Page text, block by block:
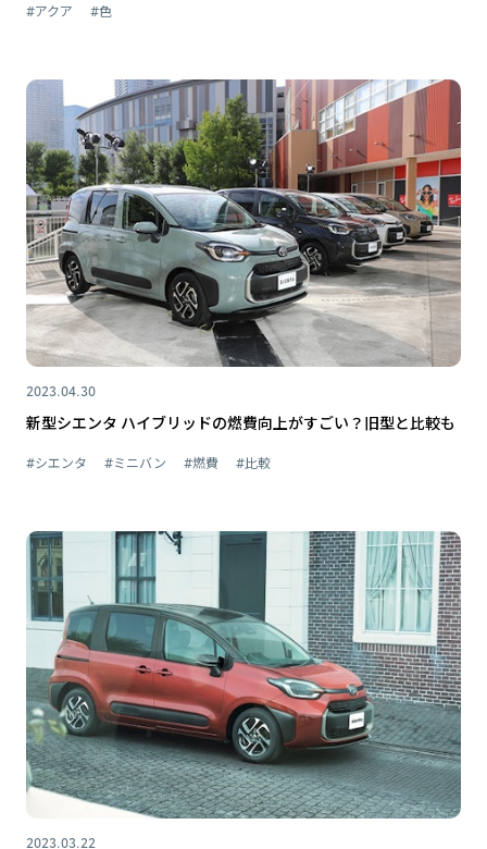
#アクア #色
2023.04.30
新型シエンタ ハイブリッドの燃費向上がすごい？旧型と比較も
#シエンタ #ミニバン #燃費 #比較
2023.03.22